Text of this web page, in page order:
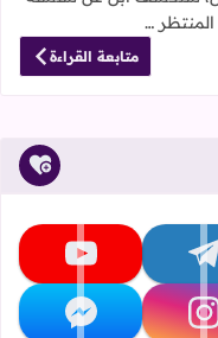
متابعة القراءة
تابعنا على telegram تابعنا على youtube
تابعنا على instagram تابعنا على messenger